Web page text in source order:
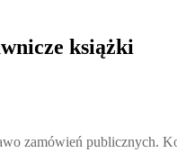
książki
zamówień publicznych.